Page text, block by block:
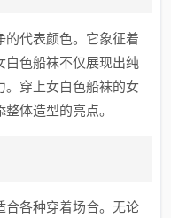
的代表颜色。它象征着
白色船袜不仅展现出纯
。穿上女白色船袜的女
体造型的亮点。
合各种穿着场合。无论